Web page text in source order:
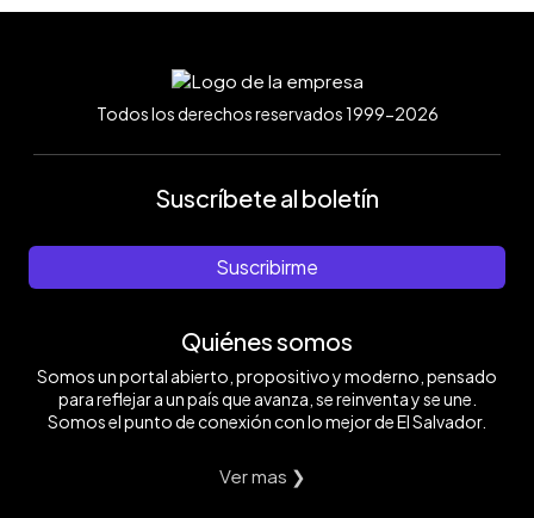
Todos los derechos reservados 1999-2026
Suscríbete al boletín
Suscribirme
Quiénes somos
Somos un portal abierto, propositivo y moderno, pensado
para reflejar a un país que avanza, se reinventa y se une.
Somos el punto de conexión con lo mejor de El Salvador.
Ver mas ❯